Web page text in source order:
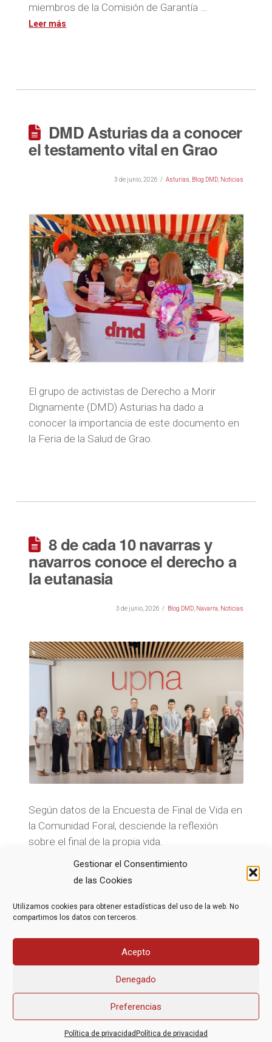
Gestionar el Consentimiento
de las Cookies
Utilizamos cookies para obtener estadísticas del uso de la web. No
compartimos los datos con terceros.
Acepto
Denegado
Preferencias
Política de privacidad Política de privacidad
miembros de la Comisión de Garantía …
DMD Asturias da a conocer
el testamento vital en Grao
3 de junio, 2026 Asturias Blog DMD, Noticias
El grupo de activistas de Derecho a Morir
Dignamente (DMD) Asturias ha dado a
conocer la importancia de este documento en
la Feria de la Salud de Grao.
8 de cada 10 navarras y
navarros conoce el derecho a
la eutanasia
3 de junio, 2026 Blog DMD, Navarra Noticias
Según datos de la Encuesta de Final de Vida en
la Comunidad Foral, desciende la reflexión
sobre el final de la propia vida.
2 3
Asociación Federal Derecho a Morir Dignamente (DMD)